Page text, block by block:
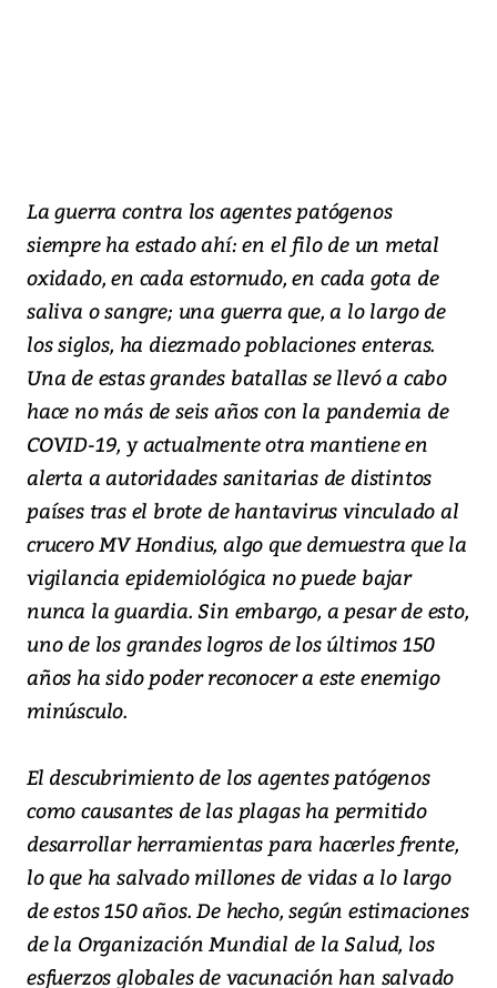
La guerra contra los agentes patógenos
siempre ha estado ahí: en el filo de un metal
oxidado, en cada estornudo, en cada gota de
saliva o sangre; una guerra que, a lo largo de
los siglos, ha diezmado poblaciones enteras.
Una de estas grandes batallas se llevó a cabo
hace no más de seis años con la pandemia de
COVID-19, y actualmente otra mantiene en
alerta a autoridades sanitarias de distintos
países tras el brote de hantavirus vinculado al
crucero MV Hondius, algo que demuestra que la
vigilancia epidemiológica no puede bajar
nunca la guardia. Sin embargo, a pesar de esto,
uno de los grandes logros de los últimos 150
años ha sido poder reconocer a este enemigo
minúsculo.
El descubrimiento de los agentes patógenos
como causantes de las plagas ha permitido
desarrollar herramientas para hacerles frente,
lo que ha salvado millones de vidas a lo largo
de estos 150 años. De hecho, según estimaciones
de la Organización Mundial de la Salud, los
esfuerzos globales de vacunación han salvado